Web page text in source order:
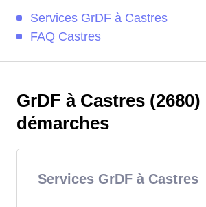
Services GrDF à Castres
FAQ Castres
GrDF à Castres
démarches
Services GrDF à Castres